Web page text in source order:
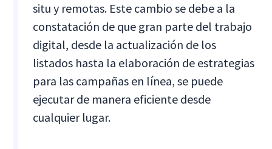
situ y remotas. Este cambio se debe a la
constatación de que gran parte del trabajo
digital, desde la actualización de los
listados hasta la elaboración de estrategias
para las campañas en línea, se puede
ejecutar de manera eficiente desde
cualquier lugar.